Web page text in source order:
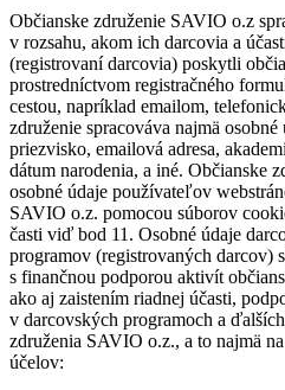
Občianske združenie SAVIO o.z
v rozsahu, akom ich darcovia a
(registrovaní darcovia) poskytli
prostredníctvom registračného
cestou, napríklad emailom,
združenie spracováva najmä
priezvisko, emailová adresa,
dátum narodenia, a iné. Občianske
osobné údaje používateľov
SAVIO o.z. pomocou súborov
časti viď bod 11. Osobné údaje
programov (registrovaných darcov)
s finančnou podporou aktivít
ako aj zaistením riadnej účasti,
v darcovských programoch a
združenia SAVIO o.z., a to najmä
účelov: